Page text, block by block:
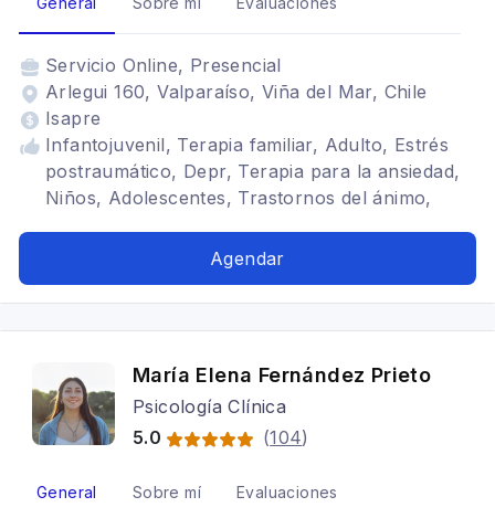
Servicio Online, Presencial
Arlegui 160, Valparaíso, Viña del Mar, Chile
Isapre
Infantojuvenil, Terapia familiar, Adulto, Estrés
postraumático, Depr, Terapia para la ansiedad,
Niños, Adolescentes, Trastornos del ánimo,
Bipolaridad, Trastornos de la personalidad
Agendar
María Elena Fernández Prieto
Psicología Clínica
5.0
(104)
General Sobre mí Evaluaciones